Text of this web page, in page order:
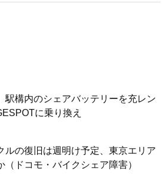
駅構内のシェアバッテリーを充レン
に乗り換え
ルの復旧は週明け予定、東京エリア
（ドコモ・バイクシェア障害）